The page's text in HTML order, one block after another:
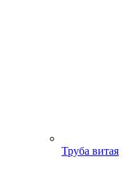
Труба витая